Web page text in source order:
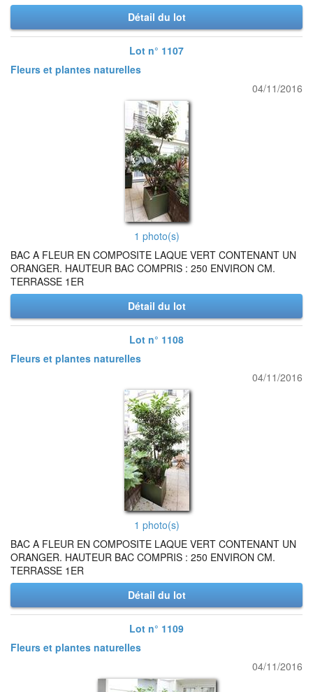
Détail du lot
Lot n° 1107
Fleurs et plantes naturelles
04/11/2016
1 photo(s)
BAC A FLEUR EN COMPOSITE LAQUE VERT CONTENANT UN
ORANGER. HAUTEUR BAC COMPRIS : 250 ENVIRON CM.
TERRASSE 1ER
Détail du lot
Lot n° 1108
Fleurs et plantes naturelles
04/11/2016
1 photo(s)
BAC A FLEUR EN COMPOSITE LAQUE VERT CONTENANT UN
ORANGER. HAUTEUR BAC COMPRIS : 250 ENVIRON CM.
TERRASSE 1ER
Détail du lot
Lot n° 1109
Fleurs et plantes naturelles
04/11/2016